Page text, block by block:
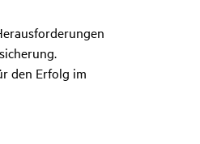
den Erfolg im